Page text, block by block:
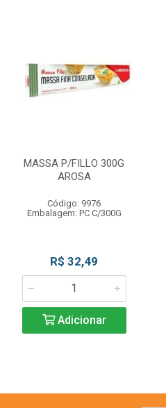
MASSA P/FILLO 300G
AROSA
Código: 9976
Embalagem: PC C/300G
R$ 32,49
Adicionar